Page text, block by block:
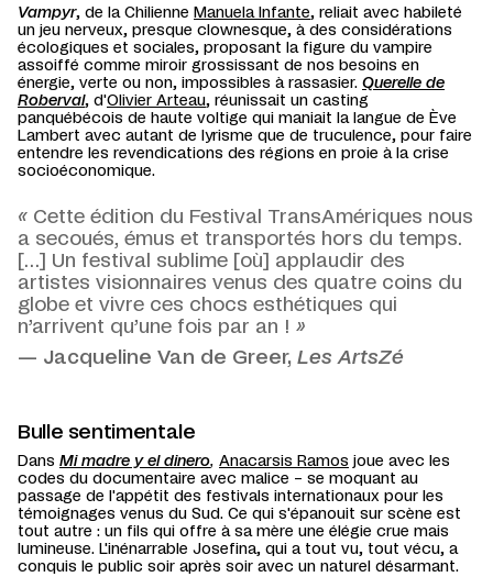
Vampyr, de la Chilienne Manuela Infante, reliait avec habileté
un jeu nerveux, presque clownesque, à des considérations
écologiques et sociales, proposant la figure du vampire
assoiffé comme miroir grossissant de nos besoins en
énergie, verte ou non, impossibles à rassasier. Querelle de
Roberval, d'Olivier Arteau, réunissait un casting
panquébécois de haute voltige qui maniait la langue de Ève
Lambert avec autant de lyrisme que de truculence, pour faire
entendre les revendications des régions en proie à la crise
socioéconomique.
« Cette édition du Festival TransAmériques nous
a secoués, émus et transportés hors du temps.
[…] Un festival sublime [où] applaudir des
artistes visionnaires venus des quatre coins du
globe et vivre ces chocs esthétiques qui
n’arrivent qu’une fois par an ! »
— Jacqueline Van de Greer, Les ArtsZé
Bulle sentimentale
Dans Mi madre y el dinero, Anacarsis Ramos joue avec les
codes du documentaire avec malice – se moquant au
passage de l'appétit des festivals internationaux pour les
témoignages venus du Sud. Ce qui s'épanouit sur scène est
tout autre : un fils qui offre à sa mère une élégie crue mais
lumineuse. L'inénarrable Josefina, qui a tout vu, tout vécu, a
conquis le public soir après soir avec un naturel désarmant.